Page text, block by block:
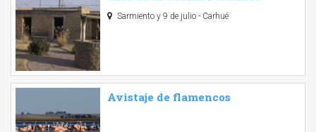
Sarmiento y 9 de julio - Carhué
Avistaje de flamencos